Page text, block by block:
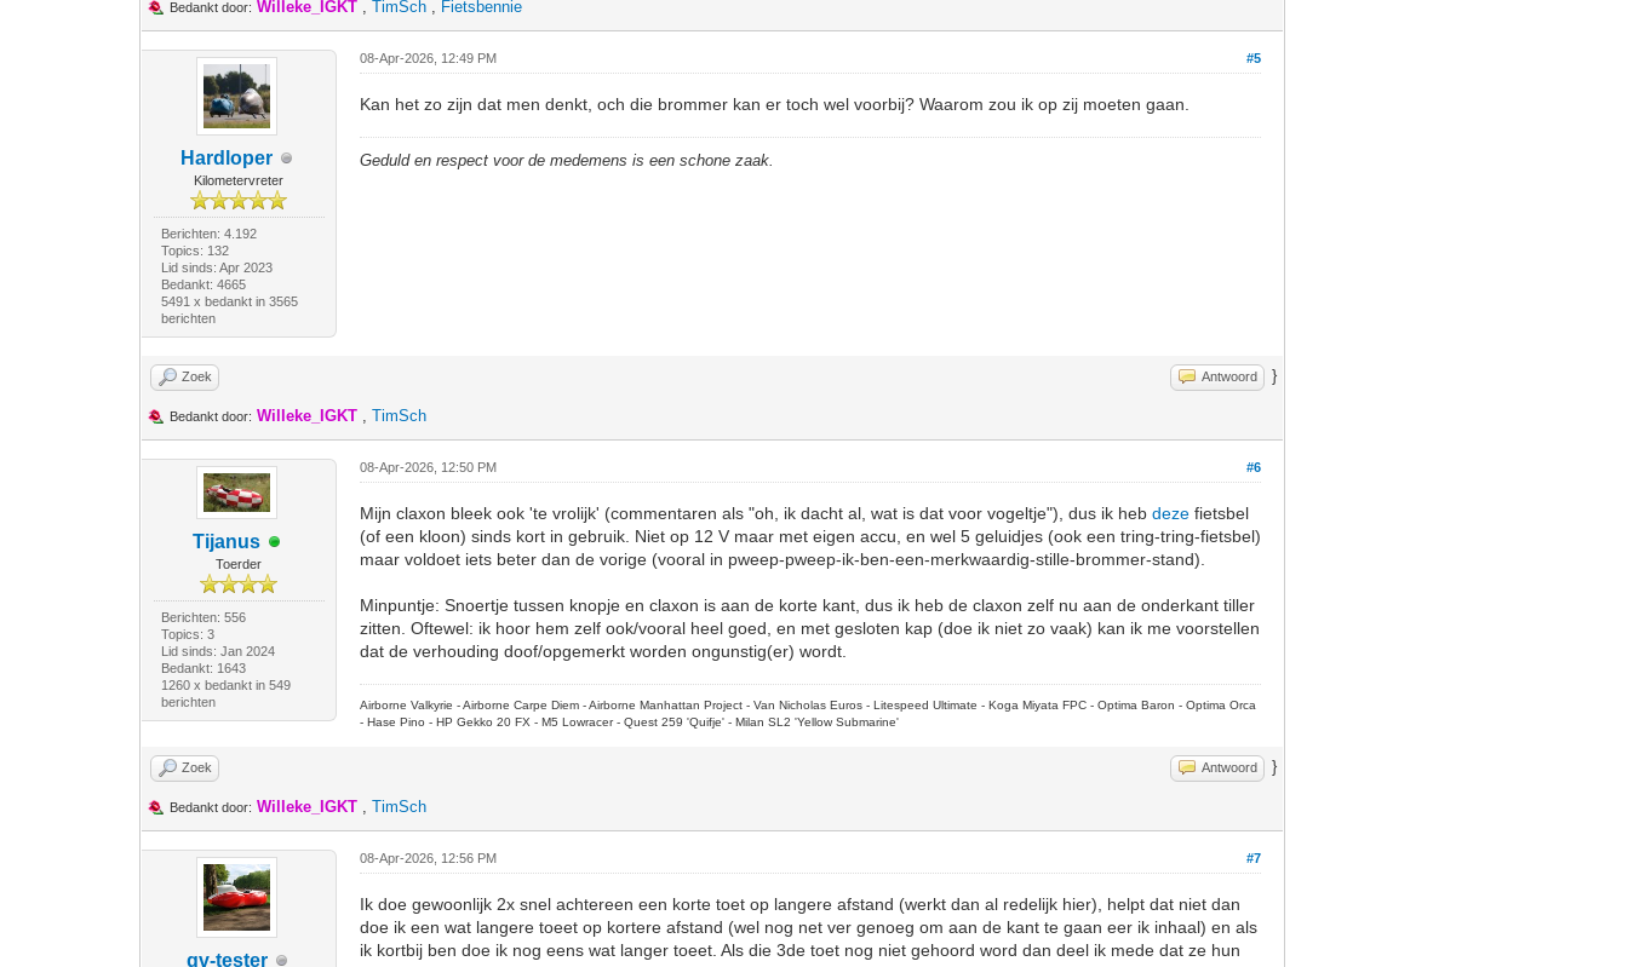
Bedankt door: Willeke_IGKT ,TimSch , Fietsbennie
Hardloper
Kilometervreter
Berichten: 4.192
Topics: 132
Lid sinds: Apr 2023
Bedankt: 4665
5491 x bedankt in 3565
berichten
#5
08-Apr-2026, 12:49 PM
Kan het zo zijn dat men denkt, och die brommer kan er toch wel voorbij? Waarom zou ik op zij moeten gaan.
Geduld en respect voor de medemens is een schone zaak.
Zoek Antwoord }
Bedankt door: Willeke_IGKT ,TimSch
Tijanus
Toerder
Berichten: 556
Topics: 3
Lid sinds: Jan 2024
Bedankt: 1643
1260 x bedankt in 549
berichten
#6
08-Apr-2026, 12:50 PM
Mijn claxon bleek ook 'te vrolijk' (commentaren als "oh, ik dacht al, wat is dat voor vogeltje"), dus ik hebdeze fietsbel
(of een kloon) sinds kort in gebruik. Niet op 12 V maar met eigen accu, en wel 5 geluidjes (ook een tring-tring-fietsbel)
maar voldoet iets beter dan de vorige (vooral in pweep-pweep-ik-ben-een-merkwaardig-stille-brommer-stand).
Minpuntje: Snoertje tussen knopje en claxon is aan de korte kant, dus ik heb de claxon zelf nu aan de onderkant tiller
zitten. Oftewel: ik hoor hem zelf ook/vooral heel goed, en met gesloten kap (doe ik niet zo vaak) kan ik me voorstellen
dat de verhouding doof/opgemerkt worden ongunstig(er) wordt.
Airborne Valkyrie - Airborne Carpe Diem - Airborne Manhattan Project - Van Nicholas Euros - Litespeed Ultimate - Koga Miyata FPC - Optima Baron - Optima Orca
- Hase Pino - HP Gekko 20 FX - M5 Lowracer - Quest 259 'Quifje' - Milan SL2 'Yellow Submarine'
Zoek Antwoord }
Bedankt door: Willeke_IGKT ,TimSch
qv-tester
#7
08-Apr-2026, 12:56 PM
Ik doe gewoonlijk 2x snel achtereen een korte toet op langere afstand (werkt dan al redelijk hier), helpt dat niet dan
doe ik een wat langere toeet op kortere afstand (wel nog net ver genoeg om aan de kant te gaan eer ik inhaal) en als
ik kortbij ben doe ik nog eens wat langer toeet. Als die 3de toet nog niet gehoord word dan deel ik mede dat ze hun